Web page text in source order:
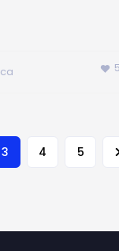
5
3 4 5